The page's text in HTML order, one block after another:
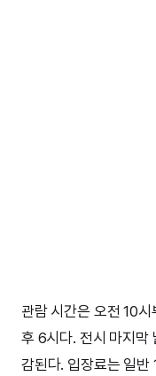
관람 시간은 오전 10
후 6시다. 전시 마지막
감된다. 입장료는 일